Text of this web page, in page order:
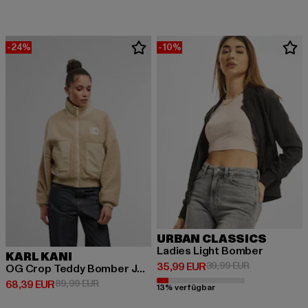
-24%
KARL KANI
OG Crop Teddy Bomber Jacket
68,39 EUR
Derzeitiger Preis: 68,39 EUR
89,99 EURAktionspreis: 89,99 EUR
-10%
URBAN CLASSICS
Ladies Light Bomber
35,99 EUR
Derzeitiger Preis: 35,99 EUR
39,99 EURAktionspreis:
13% verfügbar